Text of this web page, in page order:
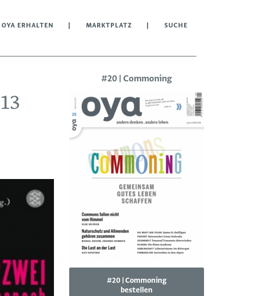
OYA ERHALTEN MARKTPLATZ SUCHE
#20 | Commoning
#20 | Commoning
bestellen